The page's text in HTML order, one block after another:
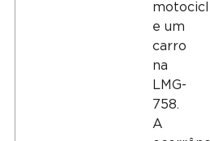
e um
carro
na
LMG-
758.
A